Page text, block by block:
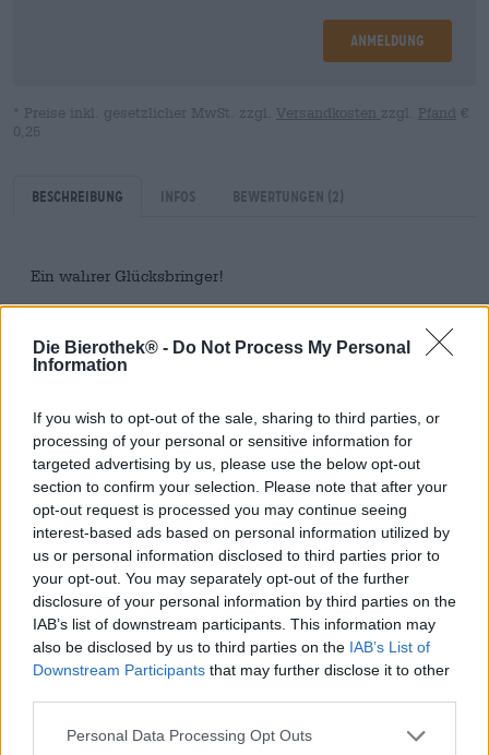
Die Bierothek® - Do Not Process My Personal
Information
If you wish to opt-out of the sale, sharing to third parties, or
processing of your personal or sensitive information for
targeted advertising by us, please use the below opt-out
section to confirm your selection. Please note that after your
opt-out request is processed you may continue seeing
interest-based ads based on personal information utilized by
us or personal information disclosed to third parties prior to
your opt-out. You may separately opt-out of the further
disclosure of your personal information by third parties on the
IAB’s list of downstream participants. This information may
also be disclosed by us to third parties on the IAB’s List of
Downstream Participants that may further disclose it to other
Personal Data Processing Opt Outs
Anmeldung
* Preise inkl. gesetzlicher MwSt. zzgl. Versandkosten zzgl. Pfand €
0,25
Beschreibung Infos Bewertungen (2)
Ein wahrer Glücksbringer!
Eindimensional, langweilig und überaus bitter. Als
Craftbrauereien wie Pilze aus dem Boden schossen und
stempelten Viele das Pils als Relikt der Vergangenheit ab.
Doch bevor der altehrwürdige Bierstil vollends in
Vergessenheit geraten konnte, schenkten findige Brauer
dem traditionellen Bierstil einen neuen Anstrich:
Interessante und aufregende Pilsener erschienen auf dem
Markt und brachten dem Pils eine Renaissance.
Auch die Berliner Brauerei BRLO wagte eine Neuauflage
des tschechischen Klassikers. Mit einer Menge
Fachwissen und Hopfen kreierten die Brauer ihr
selbsternanntes New Age Pilsener. Happy Pils wird mit
den aromaintensiven Hopfensorten Citra, Herkules und
Hüll Melon gebraut und begeistert mit einem Füllhorn
spannender Hopfenaromen, herrlicher Frische und